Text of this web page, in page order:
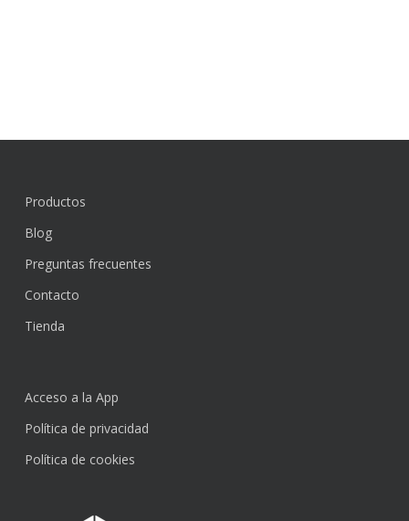
Productos
Blog
Preguntas frecuentes
Contacto
Tienda
Acceso a la App
Política de privacidad
Política de cookies